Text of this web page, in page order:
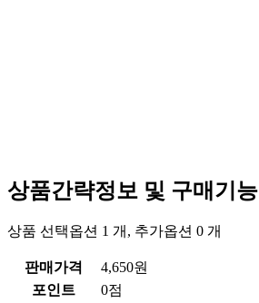
상품간략정보 및 구매기능
상품 선택옵션 1 개, 추가옵션 0 개
판매가격
4,650원
포인트
0점